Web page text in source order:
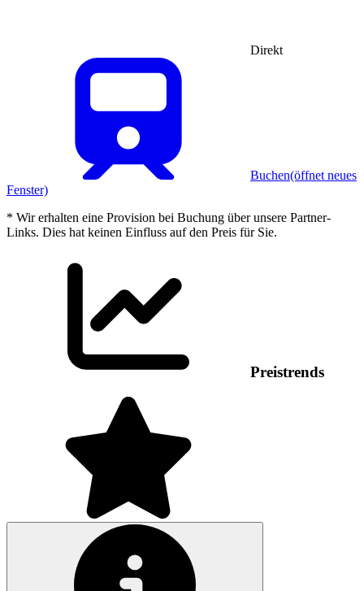
Direkt
Buchen(öffnet neues
Fenster)
* Wir erhalten eine Provision bei Buchung über unsere Partner-
Links. Dies hat keinen Einfluss auf den Preis für Sie.
Preistrends